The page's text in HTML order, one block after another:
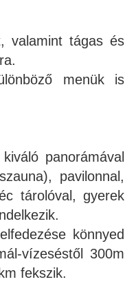
valamint tágas és
menük is
panorámával
pavilonnal,
tárolóval, gyerek
könnyed
vízeséstől 300m
fekszik.